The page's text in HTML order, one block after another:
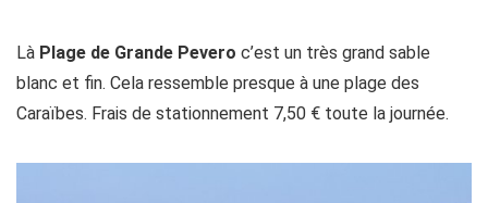
Là Plage de Grande Pevero c’est un très grand sable
blanc et fin. Cela ressemble presque à une plage des
Caraïbes. Frais de stationnement 7,50 € toute la journée.